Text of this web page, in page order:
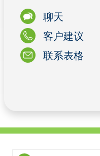
聊天
客户建议
联系表格